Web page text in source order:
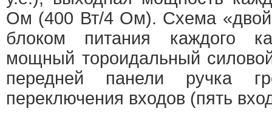
Ом (400 Вт/4 Ом). Схема
блоком питания каждого
мощный тороидальный
передней панели ручка
переключения входов (пять